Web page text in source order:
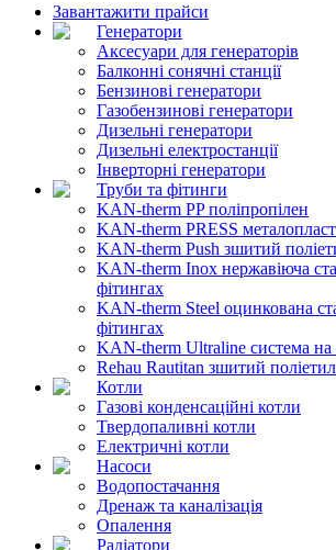
Завантажити прайси
Генератори
Аксесуари для генераторів
Балконні сонячні станції
Бензинові генератори
Газобензинові генератори
Дизельні генератори
Дизельні електростанції
Інверторні генератори
Труби та фітинги
KAN-therm PP поліпропілен
KAN-therm PRESS
KAN-therm Push зшитий
KAN-therm Inox нержавіюча
фітингах
KAN-therm Steel оцинкована
фітингах
KAN-therm Ultraline система на
Rehau Rautitan зшитий
Котли
Газові конденсаційні котли
Твердопаливні котли
Електричні котли
Насоси
Водопостачання
Дренаж та каналізація
Опалення
Радіатори